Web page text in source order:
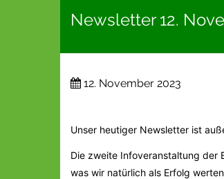
Newsletter 12.
12. November 2023
Unser heutiger Newsletter ist
Die zweite Infoveranstaltung der
was wir natürlich als Erfolg